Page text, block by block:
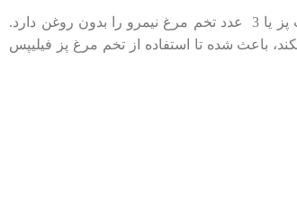
مدل HD9137 با ظرفیت توان 400 وات امکان پخت همزمان 6 عدد تخم ‌مرغ آب‌ پز یا 3 عدد تخم ‌مرغ نیمرو را بدون روغن دارد.
باعث شده تا استفاده از تخم ‌مرغ پز فیلیپس